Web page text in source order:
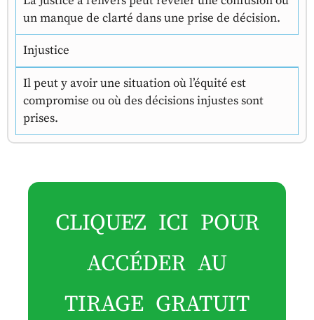
un manque de clarté dans une prise de décision.
Injustice
Il peut y avoir une situation où l’équité est
compromise ou où des décisions injustes sont
prises.
CLIQUEZ ICI POUR
ACCÉDER AU
TIRAGE GRATUIT